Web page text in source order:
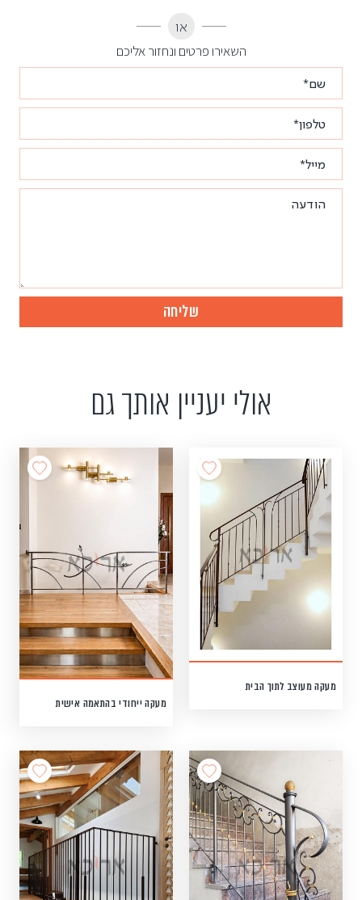
או
השאירו פרטים ונחזור אליכם
אולי יעניין אותך גם
מעקה מעוצב לתוך הבית
מעקה ייחודי בהתאמה אישית